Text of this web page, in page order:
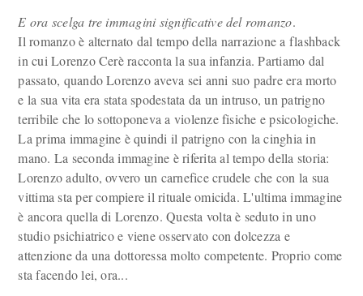
E ora scelga tre immagini significative del romanzo.
Il romanzo è alternato dal tempo della narrazione a flashback
in cui Lorenzo Cerè racconta la sua infanzia. Partiamo dal
passato, quando Lorenzo aveva sei anni suo padre era morto
e la sua vita era stata spodestata da un intruso, un patrigno
terribile che lo sottoponeva a violenze fisiche e psicologiche.
La prima immagine è quindi il patrigno con la cinghia in
mano. La seconda immagine è riferita al tempo della storia:
Lorenzo adulto, ovvero un carnefice crudele che con la sua
vittima sta per compiere il rituale omicida. L'ultima immagine
è ancora quella di Lorenzo. Questa volta è seduto in uno
studio psichiatrico e viene osservato con dolcezza e
attenzione da una dottoressa molto competente. Proprio come
sta facendo lei, ora...